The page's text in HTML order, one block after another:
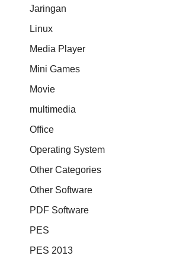
Jaringan
Linux
Media Player
Mini Games
Movie
multimedia
Office
Operating System
Other Categories
Other Software
PDF Software
PES
PES 2013